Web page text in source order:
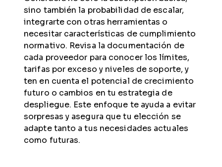
sino también la probabilidad de escalar,
integrarte con otras herramientas o
necesitar características de cumplimiento
normativo. Revisa la documentación de
cada proveedor para conocer los límites,
tarifas por exceso y niveles de soporte, y
ten en cuenta el potencial de crecimiento
futuro o cambios en tu estrategia de
despliegue. Este enfoque te ayuda a evitar
sorpresas y asegura que tu elección se
adapte tanto a tus necesidades actuales
como futuras.